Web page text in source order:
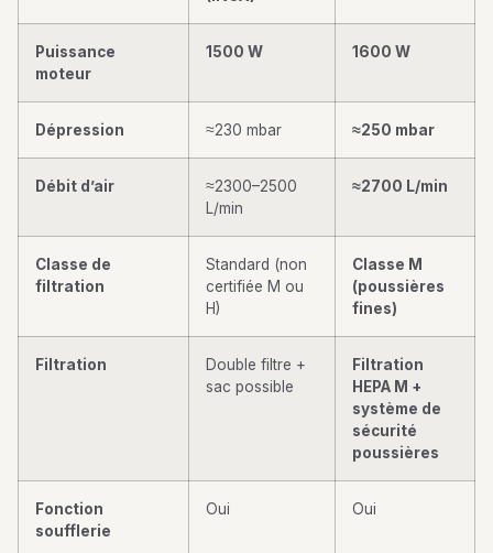
Puissance
moteur
1500 W 1600 W
Dépression ≈230 mbar ≈250 mbar
Débit d’air
≈2300–2500
L/min
≈2700 L/min
Classe de
filtration
Standard (non
certifiée M ou
H)
Classe M
(poussières
fines)
Filtration
Double filtre +
sac possible
Filtration
HEPA M +
système de
sécurité
poussières
Fonction
soufflerie
Oui Oui